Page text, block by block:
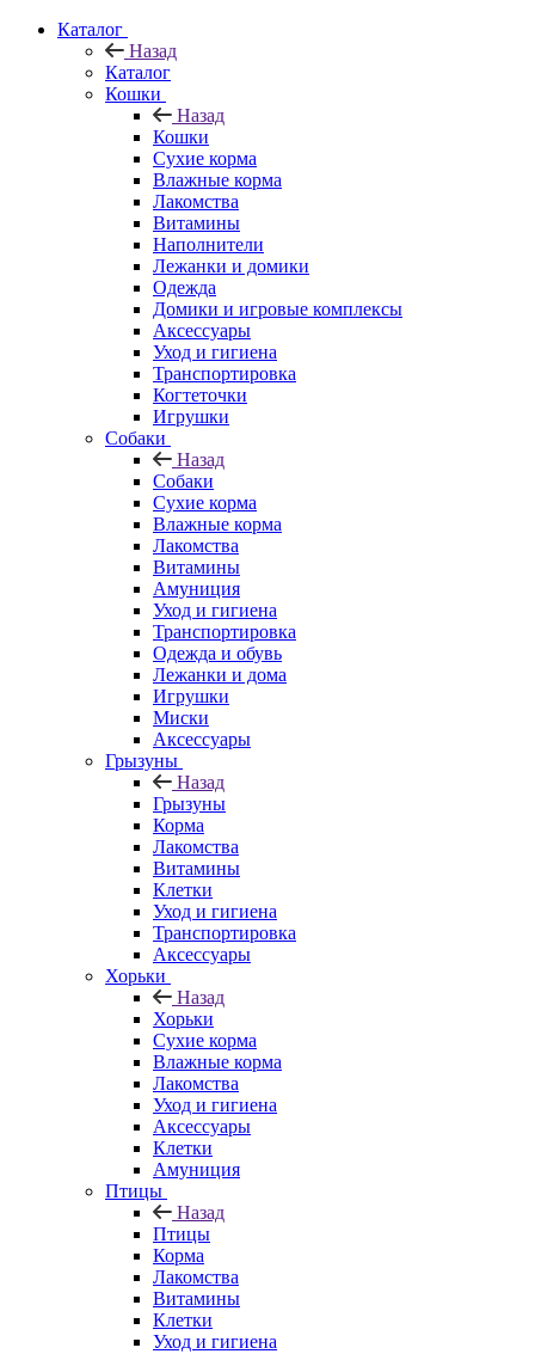
Каталог
Назад
Каталог
Кошки
Назад
Кошки
Сухие корма
Влажные корма
Лакомства
Витамины
Наполнители
Лежанки и домики
Одежда
Домики и игровые комплексы
Аксессуары
Уход и гигиена
Транспортировка
Когтеточки
Игрушки
Собаки
Назад
Собаки
Сухие корма
Влажные корма
Лакомства
Витамины
Амуниция
Уход и гигиена
Транспортировка
Одежда и обувь
Лежанки и дома
Игрушки
Миски
Аксессуары
Грызуны
Назад
Грызуны
Корма
Лакомства
Витамины
Клетки
Уход и гигиена
Транспортировка
Аксессуары
Хорьки
Назад
Хорьки
Сухие корма
Влажные корма
Лакомства
Уход и гигиена
Аксессуары
Клетки
Амуниция
Птицы
Назад
Птицы
Корма
Лакомства
Витамины
Клетки
Уход и гигиена